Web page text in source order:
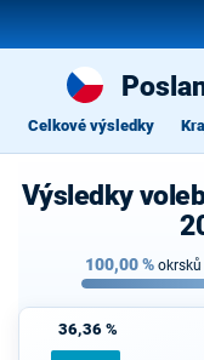
Celkové výsledky
Výsledky
100,00% okrsků
36,36 %